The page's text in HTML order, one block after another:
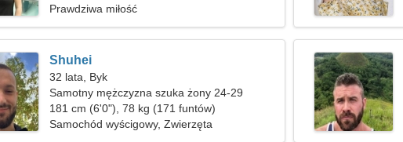
Prawdziwa miłość
Shuhei
32 lata, Byk
Samotny mężczyzna szuka żony 24-29
181 cm (6'0"), 78 kg (171 funtów)
Samochód wyścigowy, Zwierzęta